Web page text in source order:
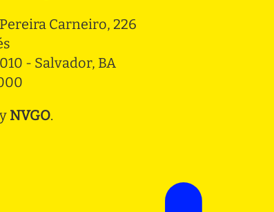
Carneiro, 226
- Salvador, BA
NVGO.